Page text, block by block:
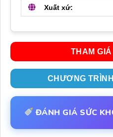
Xuất xứ:
THAM
CHƯƠNG
ĐÁNH GIÁ SỨC